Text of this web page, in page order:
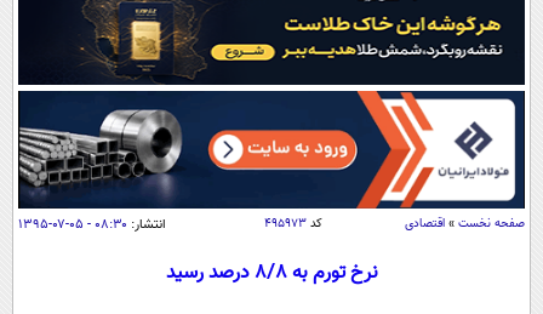
نظرسنجی
آب و هوا
سواد زندگی
سیاسی
اقتصاد
جامعه
صفحه نخست » اقتصادی کد۴۹۵۹۷۳ انتشار: ۰۸:۳۰ - ۰۵-۰۷-۱۳۹۵
نرخ تورم به 8/8 درصد رسید